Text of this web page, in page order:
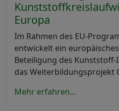
Europa
Im Rahmen des EU-
entwickelt ein
Beteiligung des
das Weiterbildungsprojekt
Mehr erfahren...